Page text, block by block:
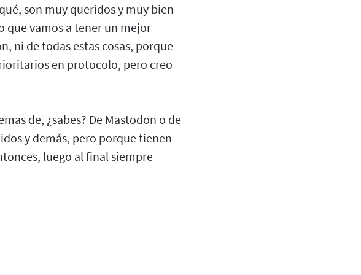
son muy queridos y muy bien
que vamos a tener un mejor
ni de todas estas cosas, porque
en protocolo, pero creo
de, ¿sabes? De Mastodon o de
y demás, pero porque tienen
luego al final siempre